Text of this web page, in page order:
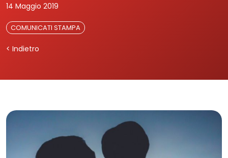
14 Maggio 2019
COMUNICATI STAMPA
< Indietro